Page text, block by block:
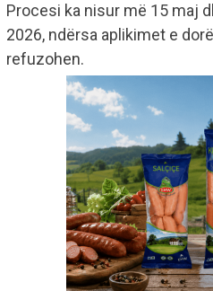
Procesi ka nisur më 15 maj
2026, ndërsa aplikimet e
refuzohen.